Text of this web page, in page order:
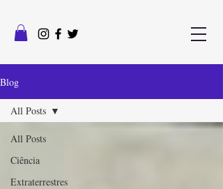
Blog
All Posts
Ciência
Extraterrestres
All Posts